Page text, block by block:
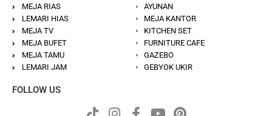
MEJA RIAS
LEMARI HIAS
MEJA TV
MEJA BUFET
MEJA TAMU
LEMARI JAM
AYUNAN
MEJA KANTOR
KITCHEN SET
FURNITURE CAFE
GAZEBO
GEBYOK UKIR
FOLLOW US